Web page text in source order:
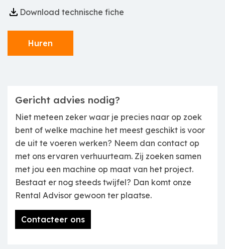
Download technische fiche
Huren
Gericht advies nodig?
Niet meteen zeker waar je precies naar op zoek
bent of welke machine het meest geschikt is voor
de uit te voeren werken? Neem dan contact op
met ons ervaren verhuurteam. Zij zoeken samen
met jou een machine op maat van het project.
Bestaat er nog steeds twijfel? Dan komt onze
Rental Advisor gewoon ter plaatse.
Contacteer ons